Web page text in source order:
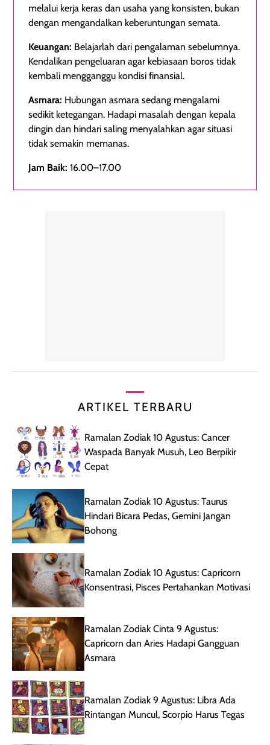
melalui kerja keras dan usaha yang konsisten, bukan
dengan mengandalkan keberuntungan semata.
Keuangan: Belajarlah dari pengalaman sebelumnya.
Kendalikan pengeluaran agar kebiasaan boros tidak
kembali mengganggu kondisi finansial.
Asmara: Hubungan asmara sedang mengalami
sedikit ketegangan. Hadapi masalah dengan kepala
dingin dan hindari saling menyalahkan agar situasi
tidak semakin memanas.
Jam Baik: 16.00–17.00
ARTIKEL TERBARU
Ramalan Zodiak 10 Agustus: Cancer
Waspada Banyak Musuh, Leo Berpikir
Cepat
Ramalan Zodiak 10 Agustus: Taurus
Hindari Bicara Pedas, Gemini Jangan
Bohong
Ramalan Zodiak 10 Agustus: Capricorn
Konsentrasi, Pisces Pertahankan Motivasi
Ramalan Zodiak Cinta 9 Agustus:
Capricorn dan Aries Hadapi Gangguan
Asmara
Ramalan Zodiak 9 Agustus: Libra Ada
Rintangan Muncul, Scorpio Harus Tegas